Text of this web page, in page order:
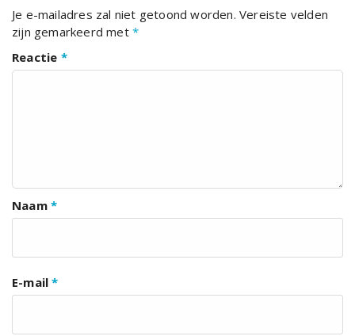
Je e-mailadres zal niet getoond worden. Vereiste velden
zijn gemarkeerd met *
Reactie *
Naam *
E-mail*